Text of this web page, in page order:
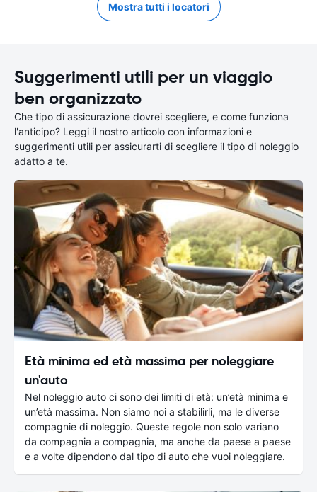
Mostra tutti i locatori
Suggerimenti utili per un viaggio
ben organizzato
Che tipo di assicurazione dovrei scegliere, e come funziona
l'anticipo? Leggi il nostro articolo con informazioni e
suggerimenti utili per assicurarti di scegliere il tipo di noleggio
adatto a te.
Età minima ed età massima per noleggiare
un'auto
Nel noleggio auto ci sono dei limiti di età: un’età minima e
un’età massima. Non siamo noi a stabilirli, ma le diverse
compagnie di noleggio. Queste regole non solo variano
da compagnia a compagnia, ma anche da paese a paese
e a volte dipendono dal tipo di auto che vuoi noleggiare.